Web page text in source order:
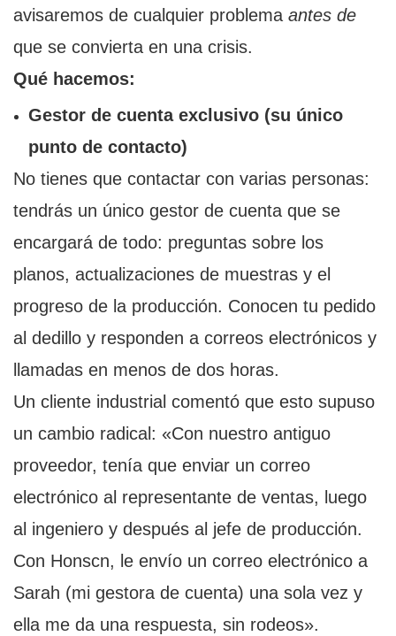
avisaremos de cualquier problema antes de
que se convierta en una crisis.
Qué hacemos:
Gestor de cuenta exclusivo (su único
punto de contacto)
No tienes que contactar con varias personas:
tendrás un único gestor de cuenta que se
encargará de todo: preguntas sobre los
planos, actualizaciones de muestras y el
progreso de la producción. Conocen tu pedido
al dedillo y responden a correos electrónicos y
llamadas en menos de dos horas.
Un cliente industrial comentó que esto supuso
un cambio radical: «Con nuestro antiguo
proveedor, tenía que enviar un correo
electrónico al representante de ventas, luego
al ingeniero y después al jefe de producción.
Con Honscn, le envío un correo electrónico a
Sarah (mi gestora de cuenta) una sola vez y
ella me da una respuesta, sin rodeos».